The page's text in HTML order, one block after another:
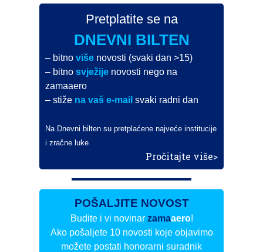
Pretplatite se na
DNEVNI BILTEN
– bitnoviše novosti (svaki dan >15)
– bitnosvježije novosti nego na
zamaaero
– stiže na vaš e-mail svaki radni dan
Na Dnevni bilten su pretplaćene najveće institucije
i zračne luke
Pročitajte više>
POŠALJITE NOVOST
Budite i vi novinar zamaaero!
Ako pošaljete 10 novosti koje objavimo
možete postati honorarni suradnik